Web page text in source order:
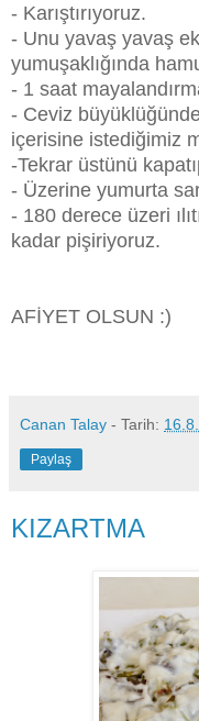
- Karıştırıyoruz.
- Unu yavaş yavaş
yumuşaklığında
- 1 saat
- Ceviz
içerisine istediğimiz
-Tekrar üstünü
- Üzerine yumurta
- 180 derece üzeri
kadar pişiriyoruz.
AFİYET OLSUN :)
Canan Talay - Tarih:
Paylaş
KIZARTMA